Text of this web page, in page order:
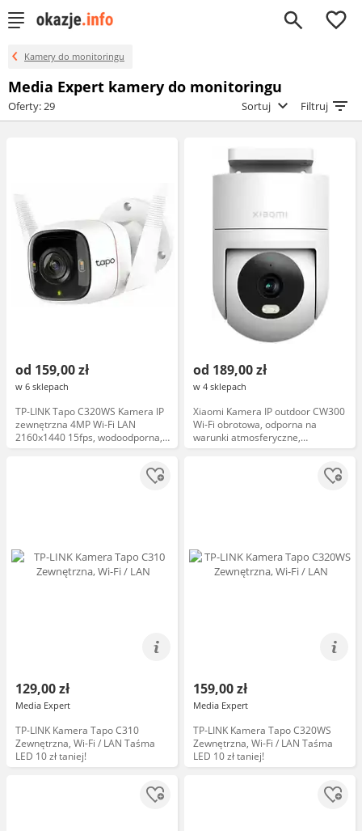
0
Kamery do monitoringu
Media Expert kamery do monitoringu
Oferty: 29 Sortuj Filtruj
od 159,00 zł
w 6 sklepach
TP-LINK Tapo C320WS Kamera IP
zewnętrzna 4MP Wi-Fi LAN
2160x1440 15fps, wodoodporna, z
czujnikiem ruchu
od 189,00 zł
w 4 sklepach
Xiaomi Kamera IP outdoor CW300
Wi-Fi obrotowa, odporna na
warunki atmosferyczne,
rozdzielczość Full HD, zasilanie
129,00 zł
Media Expert
TP-LINK Kamera Tapo C310
Zewnętrzna, Wi-Fi / LAN Taśma
LED 10 zł taniej!
159,00 zł
Media Expert
TP-LINK Kamera Tapo C320WS
Zewnętrzna, Wi-Fi / LAN Taśma
LED 10 zł taniej!